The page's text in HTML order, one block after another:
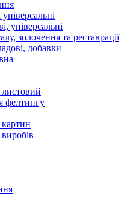
універсальні
золочення та реставрації
добавки
фелтингу